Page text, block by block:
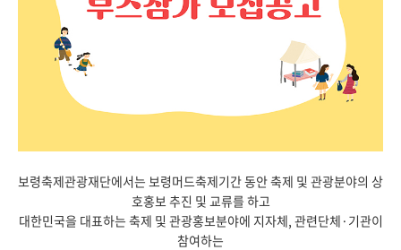
보령축제관광재단에서는 보령머드축제기간 동안 축제 및 관광분야의 상
호홍보 추진 및 교류를 하고
대한민국을 대표하는 축제 및 관광홍보분야에 지자체, 관련단체·기관이
참여하는